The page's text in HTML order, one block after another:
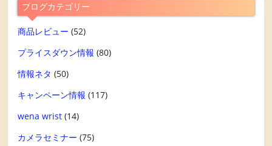
ブログカテゴリー
商品レビュー (52)
プライスダウン情報 (80)
情報ネタ (50)
キャンペーン情報 (117)
wena wrist (14)
カメラセミナー (75)